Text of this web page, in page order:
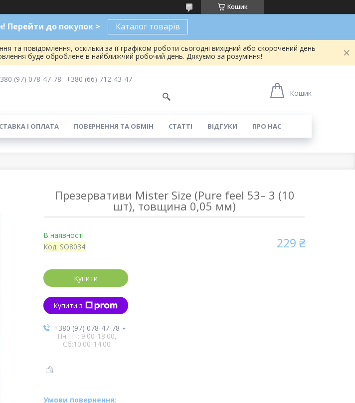
Кошик
Перейти до покупок > Каталог товарів
повідомлення, оскільки за її графіком роботи сьогодні вихідний або скорочений день
буде оброблене в найближчий робочий день. Дякуємо за розуміння!
(97) 078-47-78
+380 (66) 712-43-47
Кошик
І ОПЛАТА ПОВЕРНЕННЯ ТА ОБМІН СТАТТІ ВІДГУКИ ПРО НАС
Презервативи Mister Size (Pure feel 53– 3 (10
шт), товщина 0,05 мм)
В наявності
Код: SO8034 229 ₴
Купити
Купити з
+380 (97) 078-47-78
Пн-Пт: 9:00-18:00,
Сб:10:00-14:00